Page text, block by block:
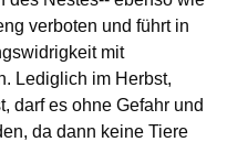
verboten und führt in
mit
Lediglich im Herbst,
darf es ohne Gefahr und
da dann keine Tiere